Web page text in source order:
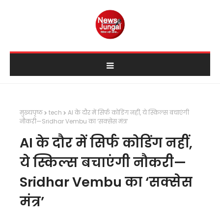
मुख्यपृष्ठ tech
AI के दौर में सिर्फ कोडिंग नहीं, ये स्किल्स बचाएंगी
नौकरी—Sridhar Vembu का ‘सक्सेस मंत्र’
AI के दौर में सिर्फ कोडिंग नहीं,
ये स्किल्स बचाएंगी नौकरी—
Sridhar Vembu का ‘सक्सेस
मंत्र’